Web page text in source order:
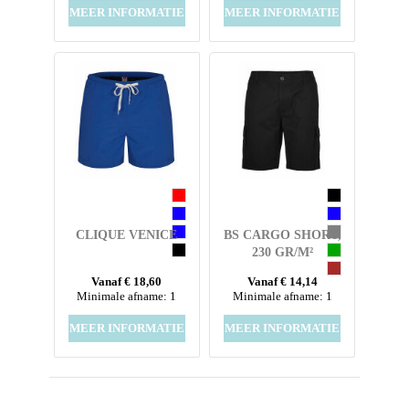
MEER INFORMATIE MEER INFORMATIE
CLIQUE VENICE
Vanaf € 18,60
Minimale afname: 1
MEER INFORMATIE
BS CARGO SHORT,
230 GR/M²
Vanaf € 14,14
Minimale afname: 1
MEER INFORMATIE